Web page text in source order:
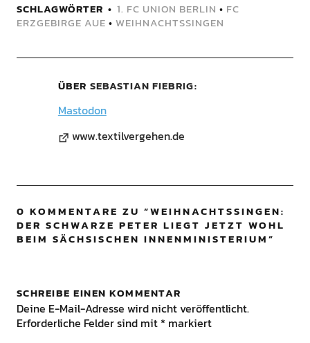
SCHLAGWÖRTER 1. FC UNION BERLIN • FC
ERZGEBIRGE AUE • WEIHNACHTSSINGEN
ÜBER SEBASTIAN FIEBRIG
Mastodon
www.textilvergehen.de
0 KOMMENTARE ZU “WEIHNACHTSSINGEN:
DER SCHWARZE PETER LIEGT JETZT WOHL
BEIM SÄCHSISCHEN INNENMINISTERIUM”
SCHREIBE EINEN KOMMENTAR
Deine E-Mail-Adresse wird nicht veröffentlicht.
Erforderliche Felder sind mit * markiert